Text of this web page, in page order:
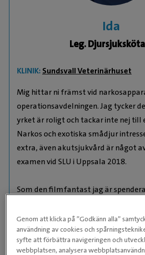
Ida
Leg.
KLINIK: Sundsvall Veterinärhuset
Mig hittar ni främst vid
operationsavdelningen. Jag tycker
yrket är roligt och tackar inte nej till
Narkos och exotiska smådjur
extra, även akutsjukvård är något
examen vid SLU i Uppsala 2018.
Som den filmfantast jag är
med goda vänner. Jag har inget
vardagen med ännu, om vi inte
dammråttorna under soffan.
Genom att klicka på ”Godkänn alla”
användning av cookies och
syfte att förbättra navigeringen och
webbplatsen, analysera